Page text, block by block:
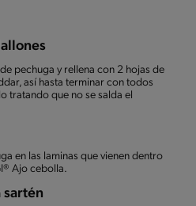
pechuga y rellena con 2 hojas de
así hasta terminar con todos
tratando que no se salda el
en las laminas que vienen dentro
Ajo cebolla.
sartén